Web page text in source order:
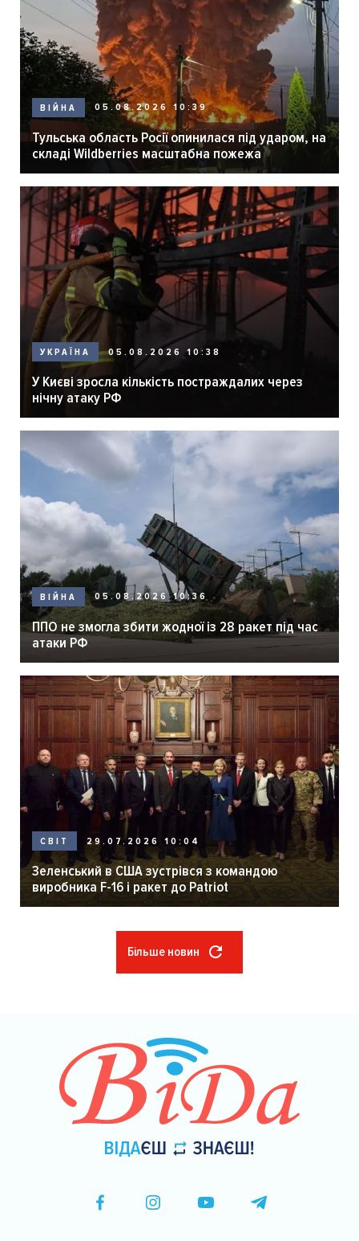
ВІЙНА 05.08.2026 10:39
Тульська область Росії опинилася під ударом, на
складі Wildberries масштабна пожежа
УКРАЇНА 05.08.2026 10:38
У Києві зросла кількість постраждалих через
нічну атаку РФ
ВІЙНА 05.08.2026 10:36
ППО не змогла збити жодної із 28 ракет під час
атаки РФ
СВІТ 29.07.2026 10:04
Зеленський в США зустрівся з командою
виробника F-16 і ракет до Patriot
Більше новин